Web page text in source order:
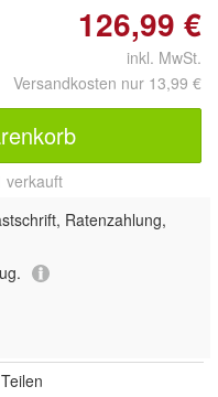
126,99 €
inkl. MwSt.
Versandkosten nur 13,99 €
verkauft
Ratenzahlung,